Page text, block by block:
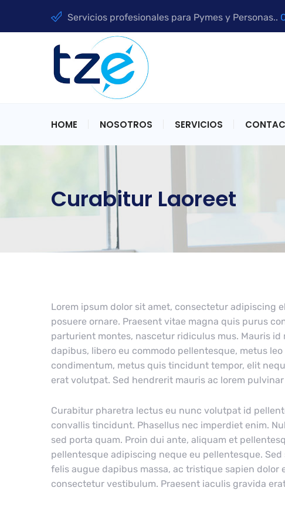
Servicios profesionales para Pymes y Personas..
HOME NOSOTROS SERVICIOS
Curabitur Laoreet
Lorem ipsum dolor sit amet, consectetur adipiscing
posuere ornare. Praesent vitae magna quis purus
parturient montes, nascetur ridiculus mus. Mauris
dapibus, libero eu commodo pellentesque, metus
condimentum, metus quis tincidunt tempor, elit
erat volutpat. Sed hendrerit mauris ac lorem
Curabitur pharetra lectus eu nunc volutpat id
convallis tincidunt. Phasellus nec imperdiet enim.
sed porta quam. Proin dui ante, aliquam et
pellentesque adipiscing neque eu pellentesque.
felis augue dapibus massa, ac tristique sapien
consectetur vestibulum. Praesent iaculis gravida